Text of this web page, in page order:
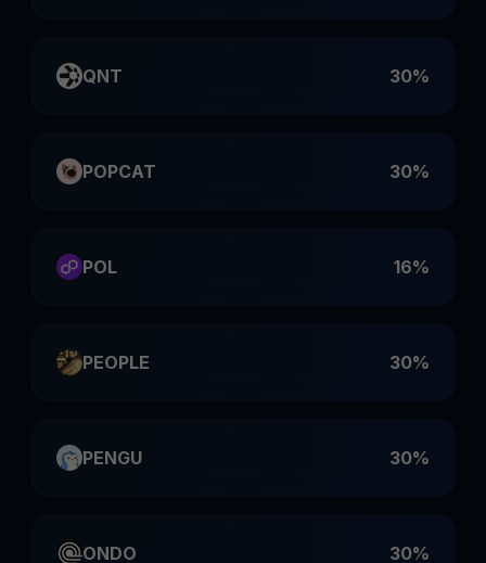
QNT 30%
POPCAT 30%
POL 16%
PEOPLE 30%
PENGU 30%
ONDO 30%